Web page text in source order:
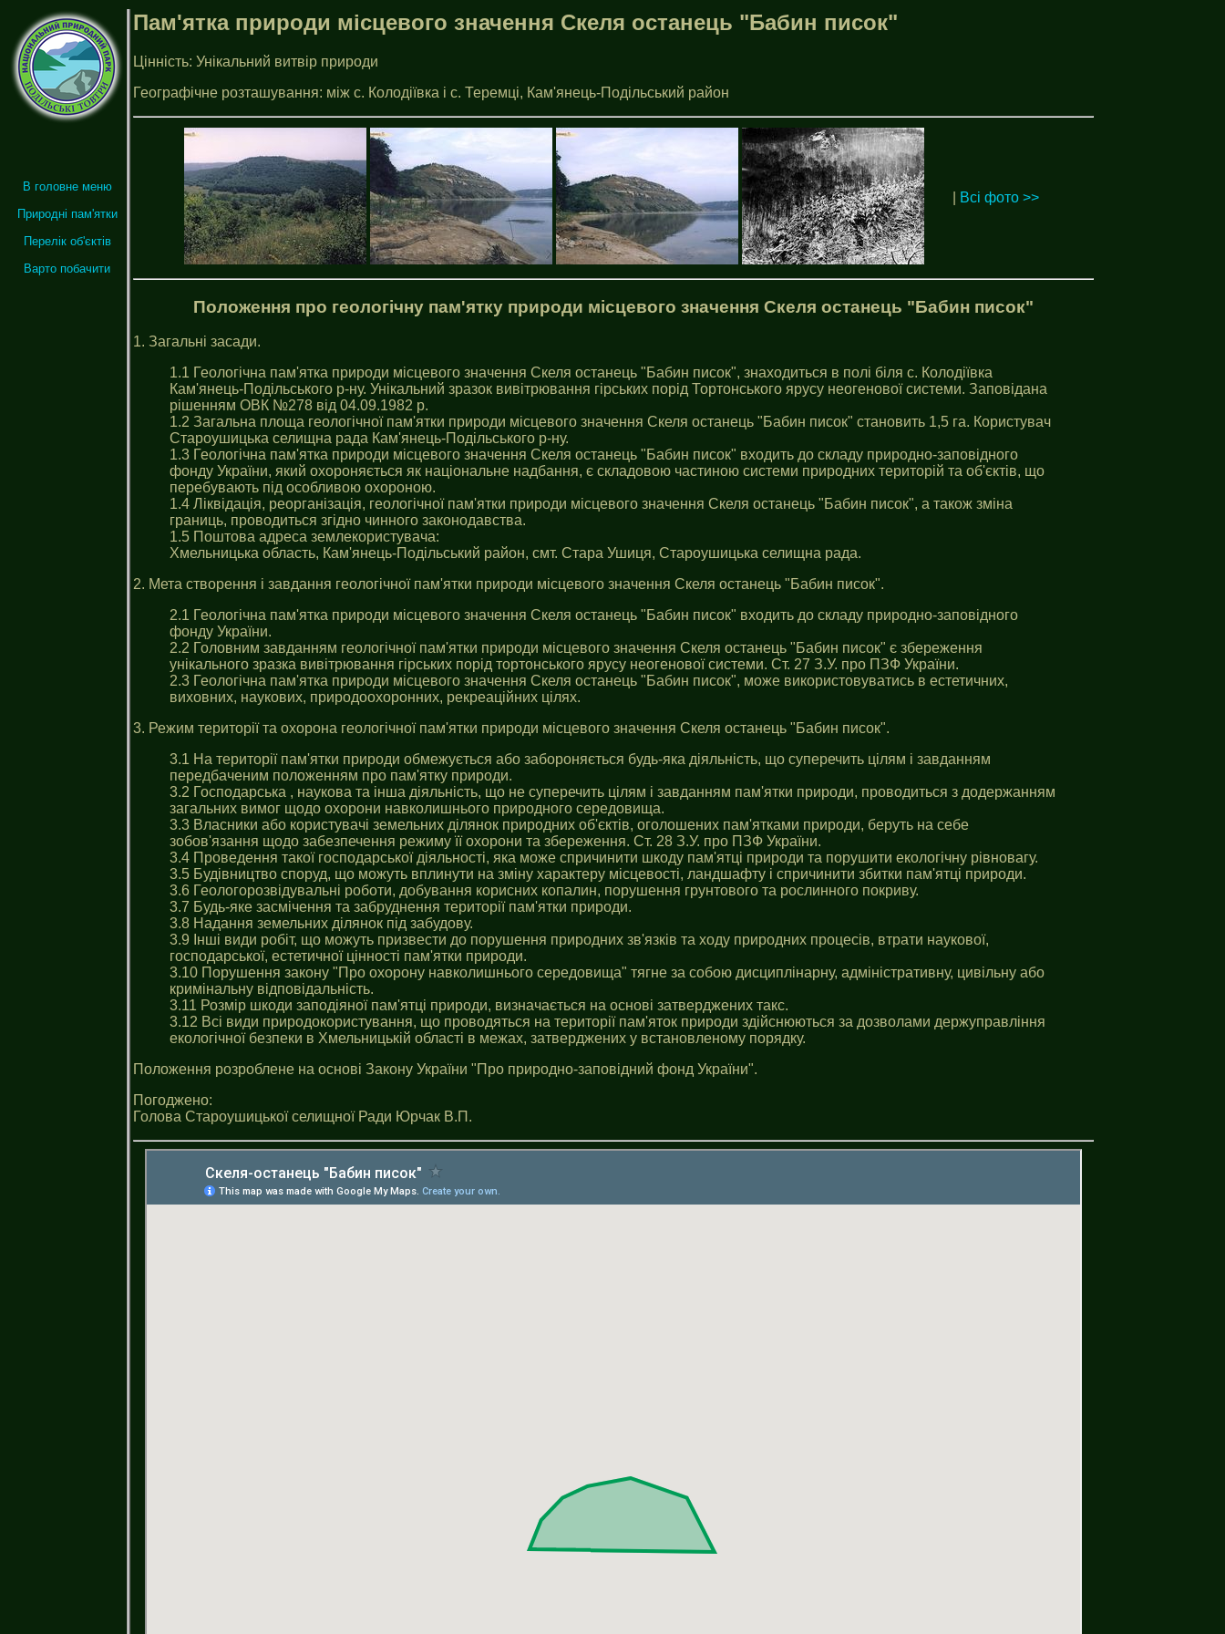
В головне меню
Природні пам'ятки
Перелік об'єктів
Варто побачити
Пам'ятка природи місцевого значення Скеля останець "Бабин писок"
Цінність: Унiкальний витвiр природи
Географiчне розташування: мiж с. Колодiївка i с. Теремцi, Кам'янець-Подільський район
Всі фото >>
Положення про геологічну пам'ятку природи місцевого значення Скеля останець "Бабин писок"
1. Загальні засади.
1.1 Геологічна пам'ятка природи місцевого значення Скеля останець "Бабин писок", знаходиться в полі біля с. Колодiївка
Кам'янець-Подільського р-ну. Унікальний зразок вивітрювання гірських порід Тортонського ярусу неогенової системи. Заповідана
рішенням ОВК №278 від 04.09.1982 р.
1.2 Загальна площа геологічної пам'ятки природи місцевого значення Скеля останець "Бабин писок" становить 1,5 га. Користувач
Староушицька селищна рада Кам'янець-Подільського р-ну.
1.3 Геологічна пам'ятка природи місцевого значення Скеля останець "Бабин писок" входить до складу природно-заповiдного
фонду України, який охороняється як національне надбання, є складовою частиною системи природних територій та об'єктів, що
перебувають під особливою охороною.
1.4 Ліквідація, реорганізація, геологічної пам'ятки природи місцевого значення Скеля останець "Бабин писок", а також зміна
границь, проводиться згідно чинного законодавства.
1.5 Поштова адреса землекористувача:
Хмельницька область, Кам'янець-Подiльський район, смт. Стара Ушиця, Староушицька селищна рада.
2. Мета створення i завдання геологічної пам'ятки природи місцевого значення Скеля останець "Бабин писок".
2.1 Геологічна пам'ятка природи місцевого значення Скеля останець "Бабин писок" входить до складу природно-заповiдного
фонду України.
2.2 Головним завданням геологічної пам'ятки природи місцевого значення Скеля останець "Бабин писок" є збереження
унікального зразка вивітрювання гірських порід тортонського ярусу неогенової системи. Ст. 27 З.У. про ПЗФ України.
2.3 Геологічна пам'ятка природи місцевого значення Скеля останець "Бабин писок", може використовуватись в естетичних,
виховних, наукових, природоохоронних, рекреаційних цілях.
3. Режим території та охорона геологічної пам'ятки природи місцевого значення Скеля останець "Бабин писок".
3.1 На території пам'ятки природи обмежується або забороняється будь-яка діяльність, що суперечить цілям i завданням
передбаченим положенням про пам'ятку природи.
3.2 Господарська , наукова та інша діяльність, що не суперечить цілям i завданням пам'ятки природи, проводиться з додержанням
загальних вимог щодо охорони навколишнього природного середовища.
3.3 Власники або користувачі земельних ділянок природних об'єктів, оголошених пам'ятками природи, беруть на себе
зобов'язання щодо забезпечення режиму її охорони та збереження. Ст. 28 З.У. про ПЗФ України.
3.4 Проведення такої господарської діяльності, яка може спричинити шкоду пам'ятці природи та порушити екологічну рівновагу.
3.5 Будівництво споруд, що можуть вплинути на зміну характеру місцевості, ландшафту i спричинити збитки пам'ятці природи.
3.6 Геологорозвідувальні роботи, добування корисних копалин, порушення грунтового та рослинного покриву.
3.7 Будь-яке засмічення та забруднення території пам'ятки природи.
3.8 Надання земельних ділянок під забудову.
3.9 Інші види робіт, що можуть призвести до порушення природних зв'язків та ходу природних процесів, втрати наукової,
господарської, естетичної цінності пам'ятки природи.
3.10 Порушення закону "Про охорону навколишнього середовища" тягне за собою дисциплінарну, адміністративну, цивільну або
кримінальну відповідальність.
3.11 Розмір шкоди заподіяної пам'ятці природи, визначається на основі затверджених такс.
3.12 Всі види природокористування, що проводяться на території пам'яток природи здійснюються за дозволами держуправління
екологічної безпеки в Хмельницькiй області в межах, затверджених у встановленому порядку.
Положення розроблене на основі Закону України "Про природно-заповідний фонд України".
Погоджено:
Голова Староушицької селищної Ради Юрчак В.П.